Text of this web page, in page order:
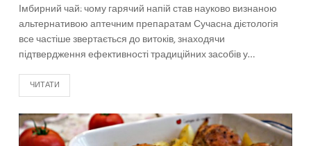
Імбирний чай: чому гарячий напій став науково визнаною
альтернативою аптечним препаратам Сучасна дієтологія
все частіше звертається до витоків, знаходячи
підтвердження ефективності традиційних засобів у…
ЧИТАТИ